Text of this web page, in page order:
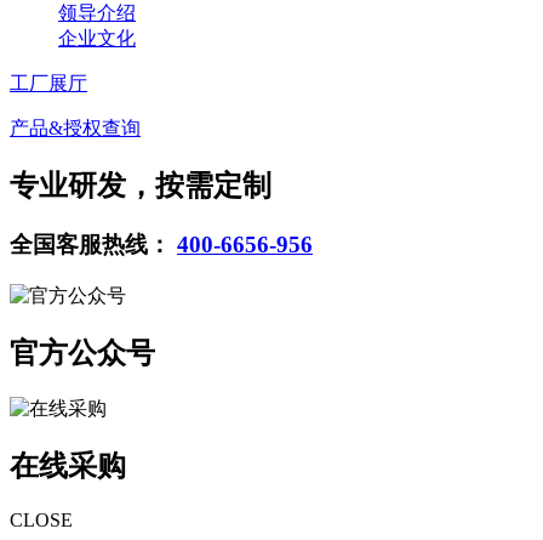
领导介绍
企业文化
工厂展厅
产品&授权查询
专业研发，按需定制
全国客服热线： 400-6656-956
官方公众号
在线采购
CLOSE